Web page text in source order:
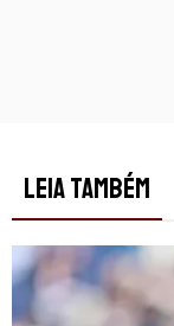
LEIA TAMBÉM